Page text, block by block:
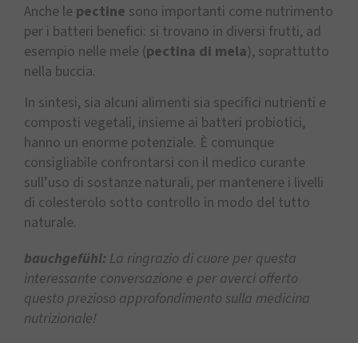
Anche le pectine sono importanti come nutrimento
per i batteri benefici: si trovano in diversi frutti, ad
esempio nelle mele (pectina di mela), soprattutto
nella buccia.
In sintesi, sia alcuni alimenti sia specifici nutrienti e
composti vegetali, insieme ai batteri probiotici,
hanno un enorme potenziale. È comunque
consigliabile confrontarsi con il medico curante
sull’uso di sostanze naturali, per mantenere i livelli
di colesterolo sotto controllo in modo del tutto
naturale.
bauchgefühl: La ringrazio di cuore per questa
interessante conversazione e per averci offerto
questo prezioso approfondimento sulla medicina
nutrizionale!